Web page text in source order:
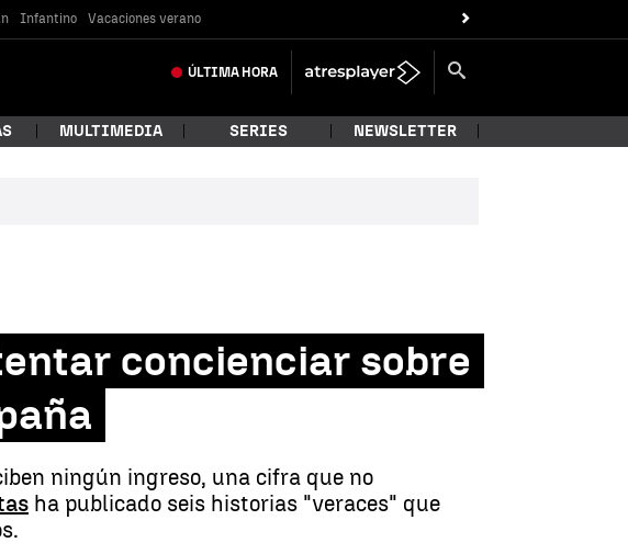
Infantino Vacaciones verano
ÚLTIMA HORA
MULTIMEDIA SERIES NEWSLETTER
concienciar sobre
ningún ingreso, una cifra que no
ha publicado seis historias "veraces" que